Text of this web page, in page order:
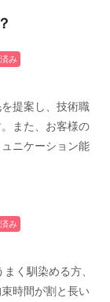
み
提案し、技術職
また、お客様の
ニケーション能
み
く馴染める方、
時間が割と長い